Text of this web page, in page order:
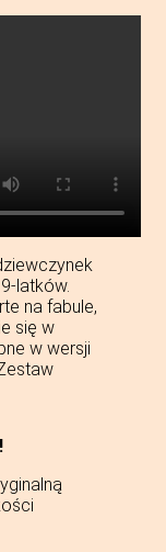
latków.
na fabule,
się w
w wersji